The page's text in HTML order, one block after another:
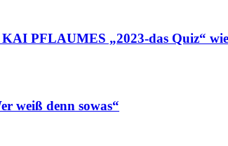
PFLAUMES „2023-das Quiz“
weiß denn sowas“